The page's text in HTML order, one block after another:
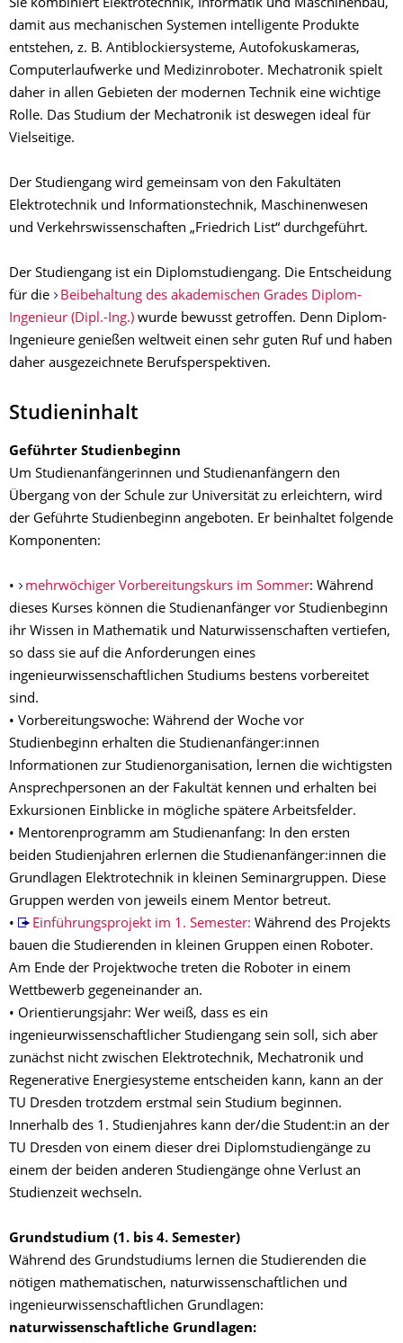
Sie kombiniert Elektrotechnik, Informatik und Maschinenbau,
damit aus mechanischen Systemen intelligente Produkte
entstehen, z. B. Antiblockiersysteme, Autofokuskameras,
Computerlaufwerke und Medizinroboter. Mechatronik spielt
daher in allen Gebieten der modernen Technik eine wichtige
Rolle. Das Studium der Mechatronik ist deswegen ideal für
Vielseitige.
Der Studiengang wird gemeinsam von den Fakultäten
Elektrotechnik und Informationstechnik, Maschinenwesen
und Verkehrswissenschaften „Friedrich List“ durchgeführt.
Der Studiengang ist ein Diplomstudiengang. Die Entscheidung
für die
Beibehaltung des akademischen Grades Diplom-
Ingenieur (Dipl.-Ing.) wurde bewusst getroffen. Denn Diplom-
Ingenieure genießen weltweit einen sehr guten Ruf und haben
daher ausgezeichnete Berufsperspektiven.
Studieninhalt
Geführter Studienbeginn
Um Studienanfängerinnen und Studienanfängern den
Übergang von der Schule zur Universität zu erleichtern, wird
der Geführte Studienbeginn angeboten. Er beinhaltet folgende
Komponenten:
• mehrwöchiger Vorbereitungskurs im Sommer: Während
dieses Kurses können die Studienanfänger vor Studienbeginn
ihr Wissen in Mathematik und Naturwissenschaften vertiefen,
so dass sie auf die Anforderungen eines
ingenieurwissenschaftlichen Studiums bestens vorbereitet
sind.
• Vorbereitungswoche: Während der Woche vor
Studienbeginn erhalten die Studienanfänger:innen
Informationen zur Studienorganisation, lernen die wichtigsten
Ansprechpersonen an der Fakultät kennen und erhalten bei
Exkursionen Einblicke in mögliche spätere Arbeitsfelder.
• Mentorenprogramm am Studienanfang: In den ersten
beiden Studienjahren erlernen die Studienanfänger:innen die
Grundlagen Elektrotechnik in kleinen Seminargruppen. Diese
Gruppen werden von jeweils einem Mentor betreut.
•
Einführungsprojekt im 1. Semester: Während des Projekts
bauen die Studierenden in kleinen Gruppen einen Roboter.
Am Ende der Projektwoche treten die Roboter in einem
Wettbewerb gegeneinander an.
• Orientierungsjahr: Wer weiß, dass es ein
ingenieurwissenschaftlicher Studiengang sein soll, sich aber
zunächst nicht zwischen Elektrotechnik, Mechatronik und
Regenerative Energiesysteme entscheiden kann, kann an der
TU Dresden trotzdem erstmal sein Studium beginnen.
Innerhalb des 1. Studienjahres kann der/die Student:in an der
TU Dresden von einem dieser drei Diplomstudiengänge zu
einem der beiden anderen Studiengänge ohne Verlust an
Studienzeit wechseln.
Grundstudium (1. bis 4. Semester)
Während des Grundstudiums lernen die Studierenden die
nötigen mathematischen, naturwissenschaftlichen und
ingenieurwissenschaftlichen Grundlagen:
naturwissenschaftliche Grundlagen: